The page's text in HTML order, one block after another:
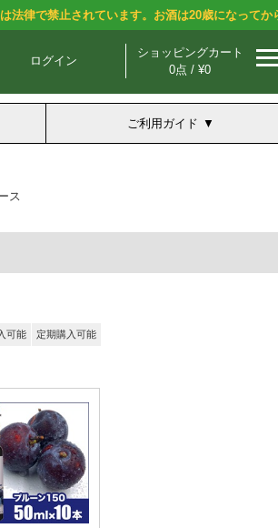
法律で禁止されています。お酒は20歳になってか
ログイン
ショッピングカート
0点 / ¥0
ご利用ガイド
ス
可能 定期購入可能